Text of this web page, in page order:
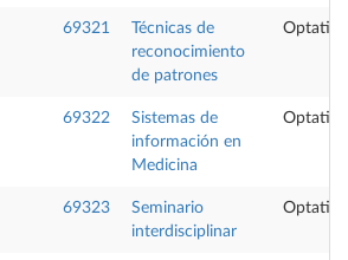
69321
Técnicas de
reconocimiento
de patrones
Optativa
69322
Sistemas de
información en
Medicina
Optativa
69323
Seminario
interdisciplinar
Optativa